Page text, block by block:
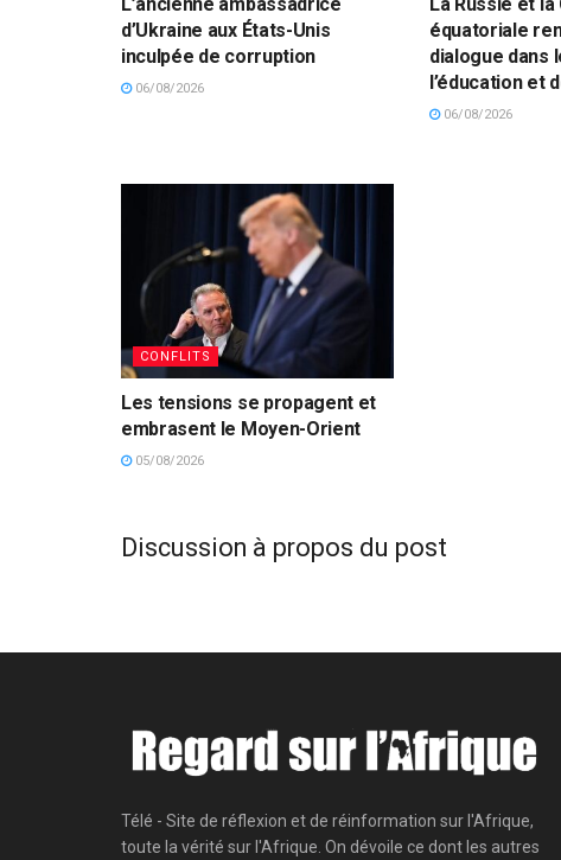
d’Ukraine aux États-Unis
inculpée de corruption
06/08/2026
équatoriale
dialogue dans
l’éducation et
06/08/2026
CONFLITS
Les tensions se propagent et
embrasent le Moyen-Orient
05/08/2026
Discussion à propos du post
Télé - Site de réflexion et de réinformation sur l'Afrique,
toute la vérité sur l'Afrique. On dévoile ce dont les autres